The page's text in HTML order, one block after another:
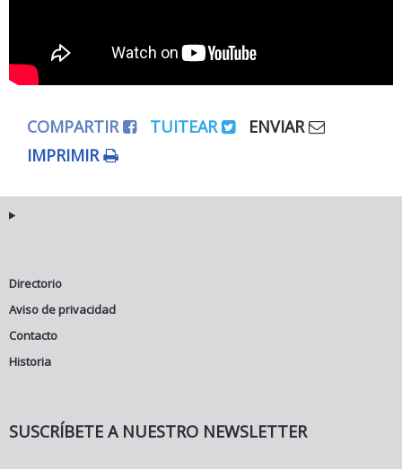
COMPARTIR TUITEAR
ENVIAR
IMPRIMIR
Directorio
Aviso de privacidad
Contacto
Historia
SUSCRÍBETE A NUESTRO NEWSLETTER